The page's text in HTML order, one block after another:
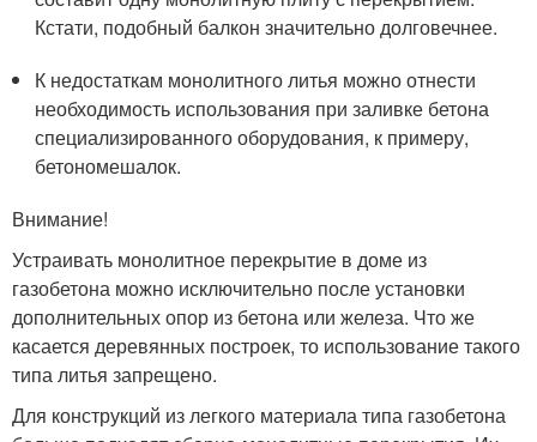
Кстати, подобный балкон значительно долговечнее.
К недостаткам монолитного литья можно отнести
необходимость использования при заливке бетона
специализированного оборудования, к примеру,
бетономешалок.
Внимание!
Устраивать монолитное перекрытие в доме из
газобетона можно исключительно после установки
дополнительных опор из бетона или железа. Что же
касается деревянных построек, то использование такого
типа литья запрещено.
Для конструкций из легкого материала типа газобетона